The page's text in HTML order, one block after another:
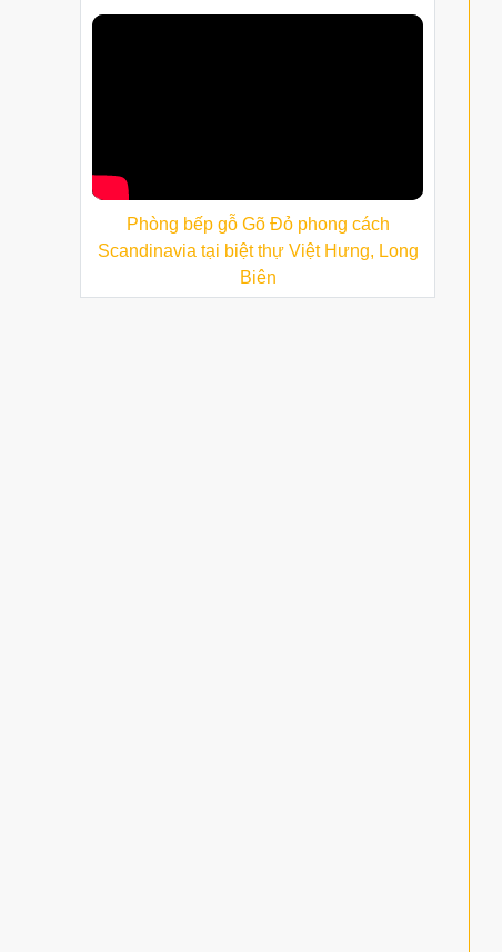
Phòng bếp gỗ Gõ Đỏ phong cách
Scandinavia tại biệt thự Việt Hưng, Long
Biên